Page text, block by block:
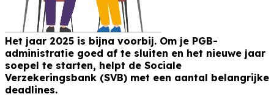
Het jaar 2025 is bijna voorbij. Om je PGB-
administratie goed af te sluiten en het nieuwe jaar
soepel te starten, helpt de Sociale
Verzekeringsbank (SVB) met een aantal belangrijke
deadlines.